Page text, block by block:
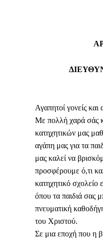
Αγαπητοί γονείς και
Με πολλή χαρά σάς
κατηχητικών μας
αγάπη μας για τα
μας καλεί να
προσφέρουμε ό,τι
κατηχητικό σχολείο
όπου τα παιδιά σας
πνευματική
του Χριστού.
Σε μια εποχή που η